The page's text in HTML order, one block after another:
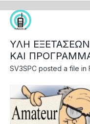
ΥΛΗ
ΚΑΙ
SV3SPC posted a file in